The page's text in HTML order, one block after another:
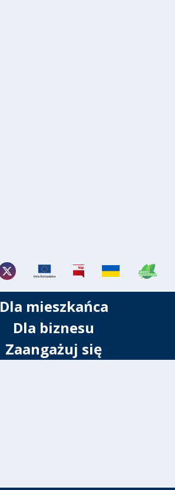
Dla mieszkańca
Dla biznesu
Zaangażuj się